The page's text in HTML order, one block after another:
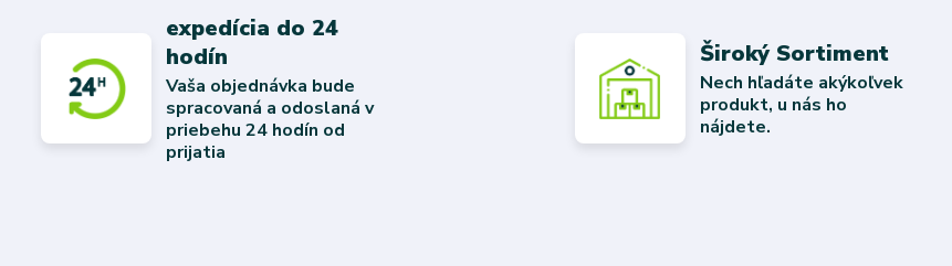
expedícia do 24
hodín
Vaša objednávka bude
spracovaná a odoslaná v
priebehu 24 hodín od
prijatia
Široký Sortiment
Nech hľadáte akýkoľvek
produkt, u nás ho
nájdete.